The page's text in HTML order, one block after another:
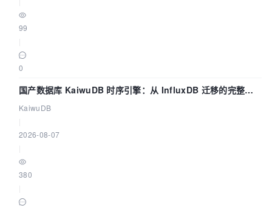
99
0
国产数据库 KaiwuDB 时序引擎：从 InfluxDB 迁移的完整技
术路径
KaiwuDB
2026-08-07
380